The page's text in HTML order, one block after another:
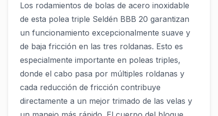
Los rodamientos de bolas de acero inoxidable
de esta polea triple Seldén BBB 20 garantizan
un funcionamiento excepcionalmente suave y
de baja fricción en las tres roldanas. Esto es
especialmente importante en poleas triples,
donde el cabo pasa por múltiples roldanas y
cada reducción de fricción contribuye
directamente a un mejor trimado de las velas y